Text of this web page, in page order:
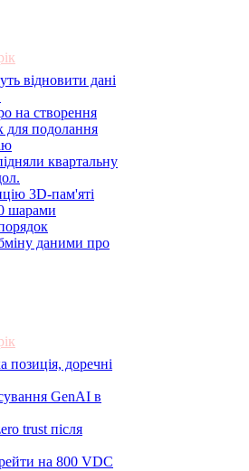
відновити дані
на створення
для подолання
квартальну
3D-пам'яті
шарами
даними про
позиція, доречні
GenAI в
trust після
на 800 VDC